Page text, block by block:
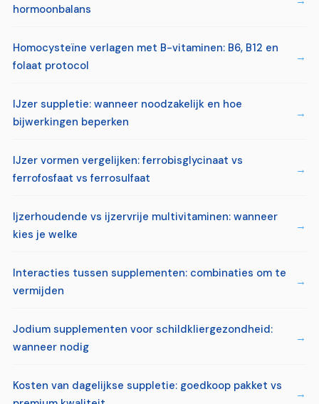
hormoonbalans
Homocysteïne verlagen met B-vitaminen: B6, B12 en
folaat protocol
IJzer suppletie: wanneer noodzakelijk en hoe
bijwerkingen beperken
IJzer vormen vergelijken: ferrobisglycinaat vs
ferrofosfaat vs ferrosulfaat
Ijzerhoudende vs ijzervrije multivitaminen: wanneer
kies je welke
Interacties tussen supplementen: combinaties om te
vermijden
Jodium supplementen voor schildkliergezondheid:
wanneer nodig
Kosten van dagelijkse suppletie: goedkoop pakket vs